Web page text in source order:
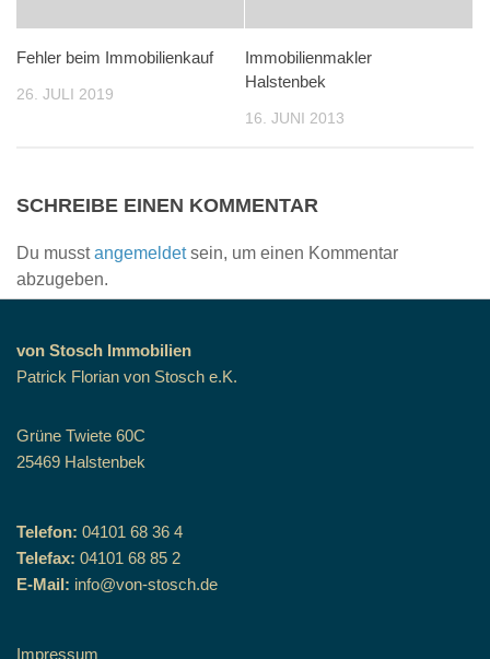
Fehler beim Immobilienkauf
26. JULI 2019
Immobilienmakler
Halstenbek
16. JUNI 2013
SCHREIBE EINEN KOMMENTAR
Du musstangemeldetsein, um einen Kommentar
abzugeben.
von Stosch Immobilien
Patrick Florian von Stosch e.K.
Grüne Twiete 60C
25469 Halstenbek
Telefon: 04101 68 36 4
Telefax: 04101 68 85 2
E-Mail: info@von-stosch.de
Impressum